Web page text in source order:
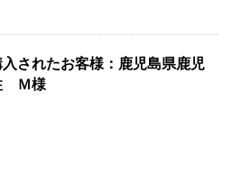
されたお客様：鹿児島県鹿児
Ｍ様